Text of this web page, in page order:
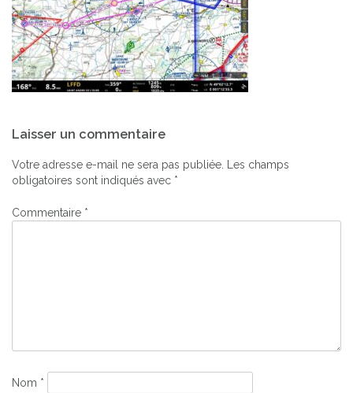
de
l’article
Laisser un commentaire
Votre adresse e-mail ne sera pas publiée. Les champs
obligatoires sont indiqués avec *
Commentaire *
Nom *